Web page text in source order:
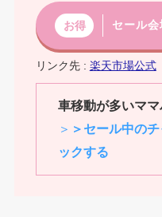
お得 セール
リンク先 : 楽天市場公式
車移動が多いマ
＞ ＞セール中の
ックする